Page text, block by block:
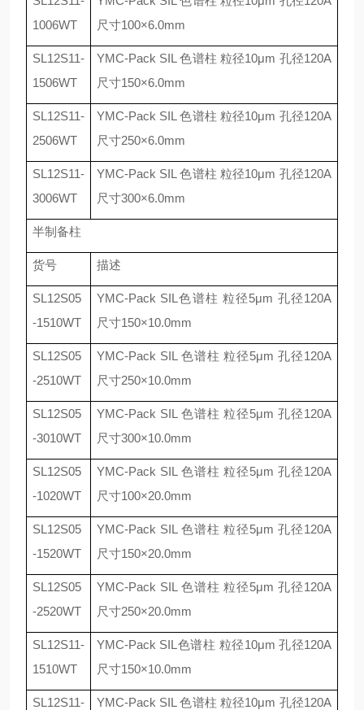
1006WT
尺寸100×6.0mm
SL12S11-
1506WT
YMC-Pack SIL色谱柱 粒径10μm 孔径120A
尺寸150×6.0mm
SL12S11-
2506WT
YMC-Pack SIL色谱柱 粒径10μm 孔径120A
尺寸250×6.0mm
SL12S11-
3006WT
YMC-Pack SIL色谱柱 粒径10μm 孔径120A
尺寸300×6.0mm
半制备柱
货号 描述
SL12S05
-1510WT
YMC-Pack SIL 色谱柱 粒径5μm 孔径120A
尺寸150×10.0mm
SL12S05
-2510WT
YMC-Pack SIL 色谱柱 粒径5μm孔径120A
尺寸250×10.0mm
SL12S05
-3010WT
YMC-Pack SIL 色谱柱 粒径5μm孔径120A
尺寸300×10.0mm
SL12S05
-1020WT
YMC-Pack SIL 色谱柱 粒径5μm孔径120A
尺寸100×20.0mm
SL12S05
-1520WT
YMC-Pack SIL 色谱柱 粒径5μm孔径120A
尺寸150×20.0mm
SL12S05
-2520WT
YMC-Pack SIL 色谱柱 粒径5μm孔径120A
尺寸250×20.0mm
SL12S11-
1510WT
YMC-Pack SIL 色谱柱 粒径10μm孔径120A
尺寸150×10.0mm
SL12S11-
YMC-Pack SIL色谱柱 粒径10μm 孔径120A